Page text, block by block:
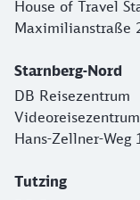
House of Travel
Maximilianstraße
Starnberg-Nord
DB Reisezentrum
Videoreisezentrum
Hans-Zellner-Weg
Tutzing